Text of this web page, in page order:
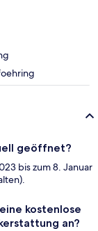
geöffnet?
bis zum 8. Januar
kostenlose
an?